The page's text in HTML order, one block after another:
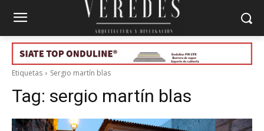
Etiquetas Sergio martín blas
Tag: sergio martín blas